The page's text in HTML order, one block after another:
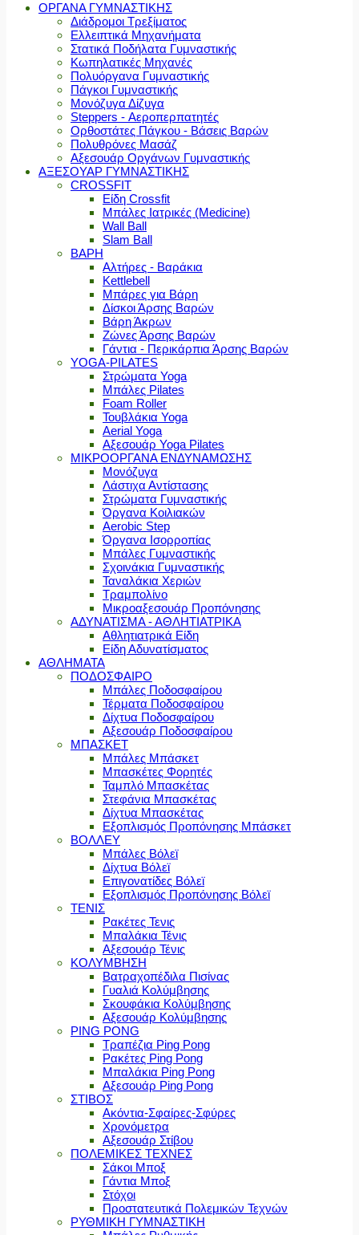
ΟΡΓΑΝΑ ΓΥΜΝΑΣΤΙΚΗΣ
Διάδρομοι Τρεξίματος
Ελλειπτικά Μηχανήματα
Στατικά Ποδήλατα Γυμναστικής
Κωπηλατικές Μηχανές
Πολυόργανα Γυμναστικής
Πάγκοι Γυμναστικής
Μονόζυγα Δίζυγα
Steppers - Αεροπερπατητές
Ορθοστάτες Πάγκου - Βάσεις Βαρών
Πολυθρόνες Μασάζ
Αξεσουάρ Οργάνων Γυμναστικής
ΑΞΕΣΟΥΑΡ ΓΥΜΝΑΣΤΙΚΗΣ
CROSSFIT
Είδη Crossfit
Μπάλες Ιατρικές (Medicine)
Wall Ball
Slam Ball
ΒΑΡΗ
Αλτήρες - Βαράκια
Kettlebell
Μπάρες για Βάρη
Δίσκοι Άρσης Βαρών
Βάρη Άκρων
Ζώνες Άρσης Βαρών
Γάντια - Περικάρπια Άρσης Βαρών
YOGA-PILATES
Στρώματα Yoga
Μπάλες Pilates
Foam Roller
Τουβλάκια Yoga
Aerial Yoga
Αξεσουάρ Yoga Pilates
ΜΙΚΡΟΟΡΓΑΝΑ ΕΝΔΥΝΑΜΩΣΗΣ
Μονόζυγα
Λάστιχα Αντίστασης
Στρώματα Γυμναστικής
Όργανα Κοιλιακών
Aerobic Step
Όργανα Ισορροπίας
Μπάλες Γυμναστικής
Σχοινάκια Γυμναστικής
Ταναλάκια Χεριών
Τραμπολίνο
Μικροαξεσουάρ Προπόνησης
ΑΔΥΝΑΤΙΣΜΑ - ΑΘΛΗΤΙΑΤΡΙΚΑ
Αθλητιατρικά Είδη
Είδη Αδυνατίσματος
ΑΘΛΗΜΑΤΑ
ΠΟΔΟΣΦΑΙΡΟ
Μπάλες Ποδοσφαίρου
Τέρματα Ποδοσφαίρου
Δίχτυα Ποδοσφαίρου
Αξεσουάρ Ποδοσφαίρου
ΜΠΑΣΚΕΤ
Μπάλες Μπάσκετ
Μπασκέτες Φορητές
Ταμπλό Μπασκέτας
Στεφάνια Μπασκέτας
Δίχτυα Μπασκέτας
Εξοπλισμός Προπόνησης Μπάσκετ
ΒΟΛΛΕΥ
Μπάλες Βόλεϊ
Δίχτυα Βόλεϊ
Επιγονατίδες Βόλεϊ
Εξοπλισμός Προπόνησης Βόλεϊ
ΤΕΝΙΣ
Ρακέτες Τενις
Μπαλάκια Τένις
Αξεσουάρ Τένις
ΚΟΛΥΜΒΗΣΗ
Βατραχοπέδιλα Πισίνας
Γυαλιά Κολύμβησης
Σκουφάκια Κολύμβησης
Αξεσουάρ Κολύμβησης
PING PONG
Τραπέζια Ping Pong
Ρακέτες Ping Pong
Μπαλάκια Ping Pong
Αξεσουάρ Ping Pong
ΣΤΙΒΟΣ
Ακόντια-Σφαίρες-Σφύρες
Χρονόμετρα
Αξεσουάρ Στίβου
ΠΟΛΕΜΙΚΕΣ ΤΕΧΝΕΣ
Σάκοι Μποξ
Γάντια Μποξ
Στόχοι
Προστατευτικά Πολεμικών Τεχνών
ΡΥΘΜΙΚΗ ΓΥΜΝΑΣΤΙΚΗ